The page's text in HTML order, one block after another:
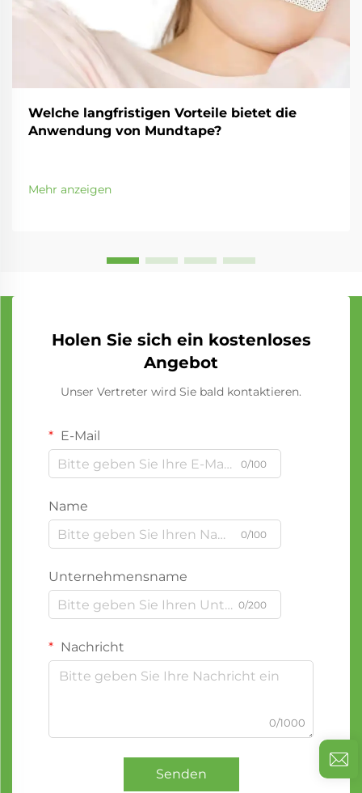
Welche langfristigen Vorteile bietet die
Anwendung von Mundtape?
Mehr anzeigen
Holen Sie sich ein kostenloses
Angebot
Unser Vertreter wird Sie bald kontaktieren.
E-Mail
0/100
Name
0/100
Unternehmensname
0/200
Nachricht
0/1000
Senden